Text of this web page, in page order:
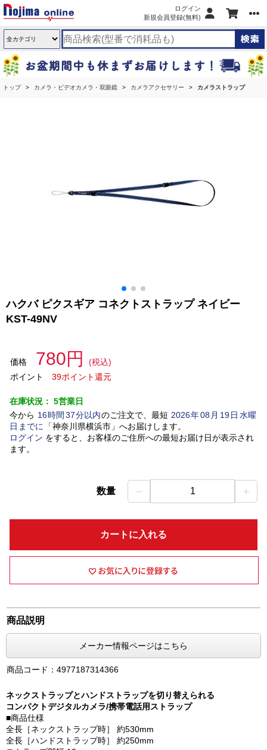
ログイン
新規会員登録(無料)
トップ カメラ・ビデオカメラ・双眼鏡 カメラアクセサリー カメラストラップ
ハクバ ピクスギア コネクトストラップ ネイビー
KST-49NV
価格 780円
(税込)
ポイント
39ポイント還元
在庫状況： 5営業日
今から 16時間 37分以内のご注文で、最短 2026年08 月 19日水曜
日 までに 「神奈川県横浜市」 へお届けします。
ログイン をすると、お客様のご住所への最短お届け日が表示され
ます。
数量 － 1 ＋
カートに入れる
商品説明
メーカー情報ページはこちら
商品コード：4977187314366
ネックストラップとハンドストラップを切り替えられる
コンパクトデジタルカメラ/携帯電話用ストラップ
■商品仕様
全長［ネックストラップ時］ 約530mm
全長［ハンドストラップ時］ 約250mm